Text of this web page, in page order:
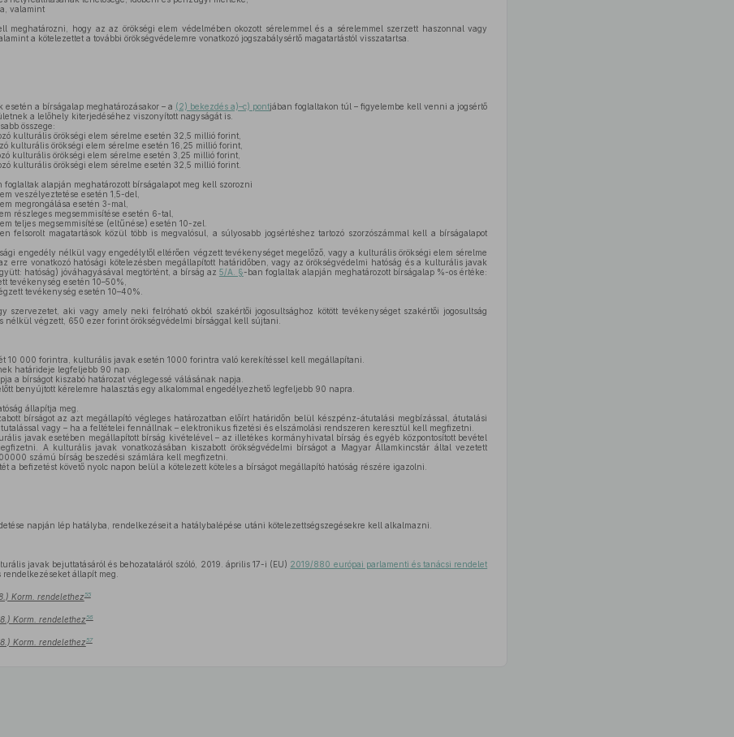
valamint
meghatározni, hogy az az örökségi elem védelmében okozott sérelemmel és a sérelemmel szerzett haszonnal vagy
a kötelezettet a további örökségvédelemre vonatkozó jogszabálysértő magatartástól visszatartsa.
a bírságalap meghatározásakor – a (2) bekezdés a)–c) pontjában foglaltakon túl – figyelembe kell venni a jogsértő
a lelőhely kiterjedéséhez viszonyított nagyságát is.
összege:
kulturális örökségi elem sérelme esetén 32,5 millió forint,
kulturális örökségi elem sérelme esetén 16,25 millió forint,
kulturális örökségi elem sérelme esetén 3,25 millió forint,
kulturális örökségi elem sérelme esetén 32,5 millió forint.
foglaltak alapján meghatározott bírságalapot meg kell szorozni
veszélyeztetése esetén 1,5-del,
megrongálása esetén 3-mal,
részleges megsemmisítése esetén 6-tal,
teljes megsemmisítése (eltűnése) esetén 10-zel.
felsorolt magatartások közül több is megvalósul, a súlyosabb jogsértéshez tartozó szorzószámmal kell a bírságalapot
engedély nélkül vagy engedélytől eltérően végzett tevékenységet megelőző, vagy a kulturális örökségi elem sérelme
erre vonatkozó hatósági kötelezésben megállapított határidőben, vagy az örökségvédelmi hatóság és a kulturális javak
hatóság) jóváhagyásával megtörtént, a bírság az 5/A. §-ban foglaltak alapján meghatározott bírságalap %-os értéke:
tevékenység esetén 10–50%,
tevékenység esetén 10–40%.
szervezetet, aki vagy amely neki felróható okból szakértői jogosultsághoz kötött tevékenységet szakértői jogosultság
végzett, 650 ezer forint örökségvédelmi bírsággal kell sújtani.
10 000 forintra, kulturális javak esetén 1000 forintra való kerekítéssel kell megállapítani.
határideje legfeljebb 90 nap.
a bírságot kiszabó határozat véglegessé válásának napja.
benyújtott kérelemre halasztás egy alkalommal engedélyezhető legfeljebb 90 napra.
állapítja meg.
bírságot az azt megállapító végleges határozatban előírt határidőn belül készpénz-átutalási megbízással, átutalási
vagy – ha a feltételei fennállnak – elektronikus fizetési és elszámolási rendszeren keresztül kell megfizetni.
javak esetében megállapított bírság kivételével – az illetékes kormányhivatal bírság és egyéb központosított bevétel
A kulturális javak vonatkozásában kiszabott örökségvédelmi bírságot a Magyar Államkincstár által vezetett
számú bírság beszedési számlára kell megfizetni.
a befizetést követő nyolc napon belül a kötelezett köteles a bírságot megállapító hatóság részére igazolni.
napján lép hatályba, rendelkezéseit a hatálybalépése utáni kötelezettségszegésekre kell alkalmazni.
javak bejuttatásáról és behozataláról szóló, 2019. április 17-i (EU) 2019/880 európai parlamenti és tanácsi rendelet
állapít meg.
Korm. rendelethez55
Korm. rendelethez56
Korm. rendelethez57